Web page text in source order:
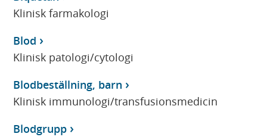
Klinisk farmakologi
Blod
Klinisk patologi/cytologi
Blodbeställning, barn
Klinisk immunologi/transfusionsmedicin
Blodgrupp